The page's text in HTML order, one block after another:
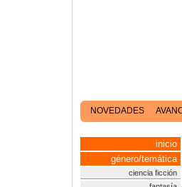
NOVEDADES
inicio
género/temática
ciencia ficción